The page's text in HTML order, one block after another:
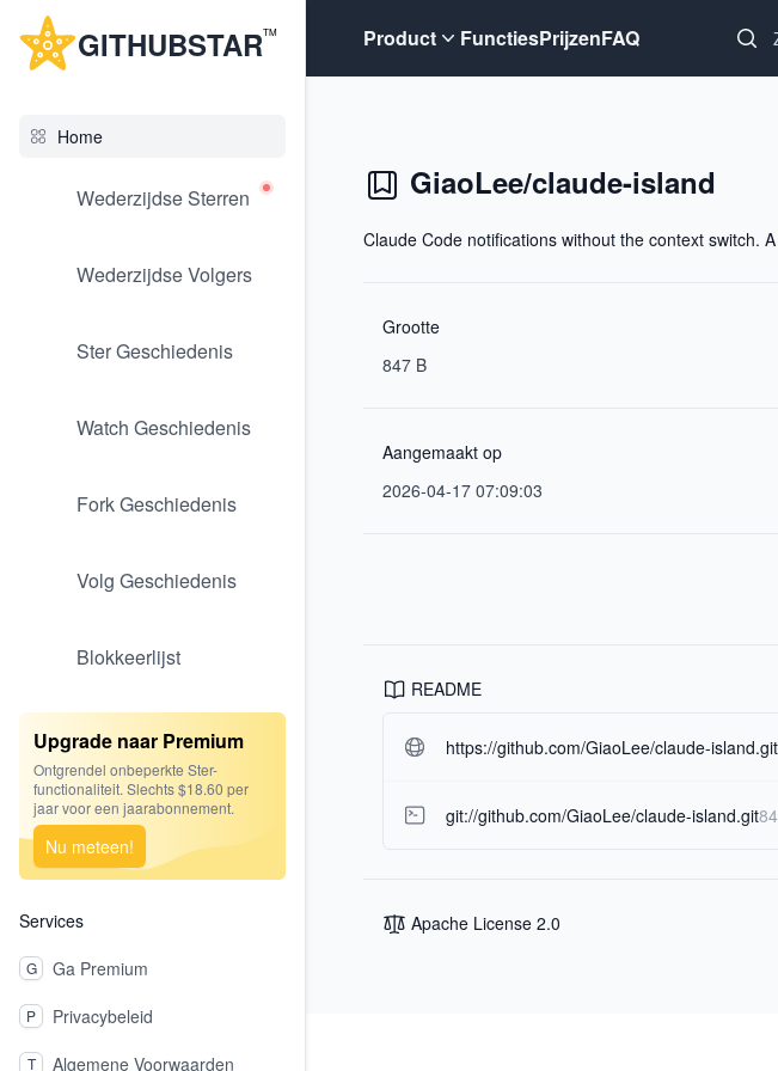
GITHUBSTARTM
Home
Wederzijdse Sterren
Wederzijdse Volgers
Ster Geschiedenis
Watch Geschiedenis
Fork Geschiedenis
Volg Geschiedenis
Blokkeerlijst
Upgrade naar Premium
Ontgrendel onbeperkte Ster-
functionaliteit. Slechts $18.60 per
jaar voor een jaarabonnement.
Nu meteen!
Services
G Ga Premium
P Privacybeleid
T Algemene Voorwaarden
Product FunctiesPrijzenFAQ
GiaoLee/claude-island
Claude Code notifications without the context switch.
Grootte
847 B
Aangemaakt op
2026-04-17 07:09:03
README
https://github.com/GiaoLee/claude-
git://github.com/GiaoLee/claude-island.git
Apache License 2.0